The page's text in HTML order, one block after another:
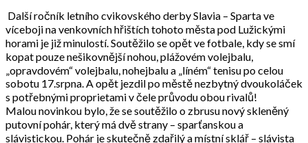
Další ročník letního cvikovského derby Slavia – Sparta ve
víceboji na venkovních hřištích tohoto města pod Lužickými
horami je již minulostí. Soutěžilo se opět ve fotbale, kdy se smí
kopat pouze nešikovnější nohou, plážovém volejbalu,
„opravdovém“ volejbalu, nohejbalu a „líném“ tenisu po celou
sobotu 17.srpna. A opět jezdil po městě nezbytný dvoukoláček
s potřebnými proprietami v čele průvodu obou rivalů!
Malou novinkou bylo, že se soutěžilo o zbrusu nový skleněný
putovní pohár, který má dvě strany – sparťanskou a
slávistickou. Pohár je skutečně zdařilý a místní sklář – slávista